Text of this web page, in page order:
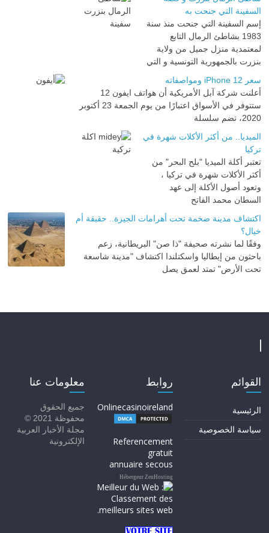
السفينة التي جنحت به
إسم السفينة التي جنحت منذ سنة
1983 بشاطئ الرمال التابع
لمعتمدية منزل جميل من ولاية
بنزرت بالجمهورية التونسية و التي
سعر iPhone 12 ومواصفاته
أعلنت شركة آبل الأمريكية أن هواتف ايفون 12
ستتوفر في الأسواق اعتبارًا من يوم الجمعة 23 أكتوبر
2020، تضم سلسلة
الميديا.. من أكثر الأكلات شهرة في
تركيا
تعتبر أكلة الميديا "بلح البحر" من
أكثر الأكلات شهرة في تركيا ،
وتعود أصول الأكلة إلى عهد
السطان محمد الفاتح
اكتشاف مدينة ضخمة تحت أهرامات الجيزة.. حقيقة أم
خيال؟
وفقًا لما نشرته صحيفة "ذا صن" البريطانية، زعم
باحثون من إيطاليا واسكتلندا اكتشاف "مدينة شاسعة
تحت الأرض" تمتد لعمق يصل
القوائم
الرئيسية
سياسة الخصوصية
روابط
Onlinecasinoireland
Referencement
gratuit
annuaire secous
Hébergeur ZenHosting
معلومات عنا
جميع الحقوق
محفوظة 2021 ©
مجلة الأخبار العربية
الإلكترونية